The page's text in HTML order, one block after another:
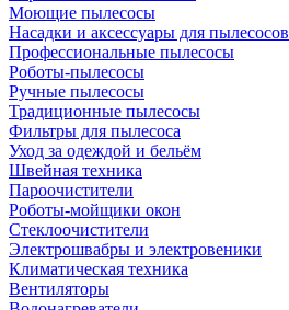
Моющие пылесосы
Насадки и аксессуары для пылесосов
Профессиональные пылесосы
Роботы-пылесосы
Ручные пылесосы
Традиционные пылесосы
Фильтры для пылесоса
Уход за одеждой и бельём
Швейная техника
Пароочистители
Роботы-мойщики окон
Стеклоочистители
Электрошвабры и электровеники
Климатическая техника
Вентиляторы